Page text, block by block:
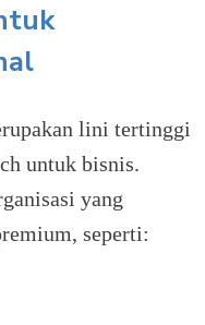
lini tertinggi
untuk bisnis.
yang
seperti: